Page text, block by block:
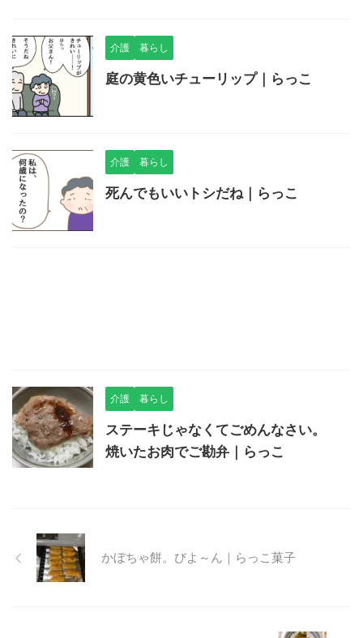
介護 暮らし
庭の黄色いチューリップ｜らっこ
介護 暮らし
死んでもいいトシだね｜らっこ
介護 暮らし
ステーキじゃなくてごめんなさい。
焼いたお肉でご勘弁｜らっこ
かぼちゃ餅。びよ～ん｜らっこ菓子